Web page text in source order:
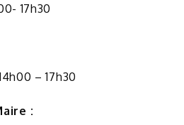
17h30
– 17h30
: